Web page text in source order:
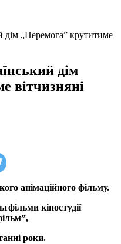
дім „Перемога” крутитиме
дім
вітчизняні
анімаційного фільму.
кіностудії
роки.